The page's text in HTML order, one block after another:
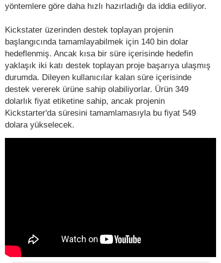
yöntemlere göre daha hızlı hazırladığı da iddia ediliyor.
Kickstater üzerinden destek toplayan projenin
başlangıcında tamamlayabilmek için 140 bin dolar
hedeflenmiş. Ancak kısa bir süre içerisinde hedefin
yaklaşık iki katı destek toplayan proje başarıya ulaşmış
durumda. Dileyen kullanıcılar kalan süre içerisinde
destek vererek ürüne sahip olabiliyorlar. Ürün 349
dolarlık fiyat etiketine sahip, ancak projenin
Kickstarter'da süresini tamamlamasıyla bu fiyat 549
dolara yükselecek.